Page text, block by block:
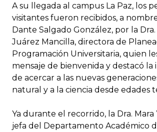
A su llegada al campus La Paz, los
visitantes fueron recibidos, a
Dante Salgado González, por la
Juárez Mancilla, directora de
Programación Universitaria, quien
mensaje de bienvenida y destacó la
de acercar a las nuevas
natural y a la ciencia desde edades
Ya durante el recorrido, la Dra. Mara
jefa del Departamento Académico